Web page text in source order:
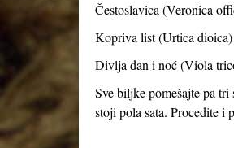
Čestoslavica (Veronica
Kopriva list (Urtica
Divlja dan i noć (Viola
Sve biljke pomešajte pa
stoji pola sata. Procedite i